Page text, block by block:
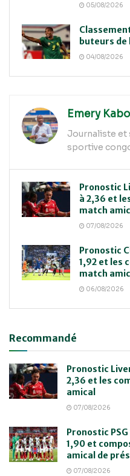
05/08/2026
buteurs de
04/08/2026
Emery
Journaliste et
sportive
Pronostic
à 2,36 et
match
07/08/2026
Pronostic
1,92 et les
match
06/08/2026
Recommandé
Pronostic
2,36 et les
amical
07/08/2026
Pronostic
1,90 et
amical de
07/08/2026